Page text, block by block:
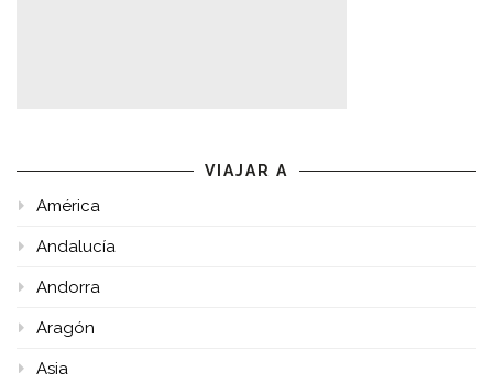
VIAJAR A
América
Andalucía
Andorra
Aragón
Asia